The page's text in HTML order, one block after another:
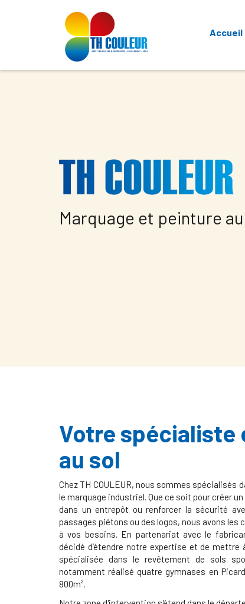
Accueil
Marquage et peinture au
Votre spécialiste
au sol
Chez TH COULEUR, nous sommes spécialisés
le marquage industriel. Que ce soit pour créer
dans un entrepôt ou renforcer la sécurité
passages piétons ou des logos, nous avons
à vos besoins. En partenariat avec le
décidé d’étendre notre expertise et de
spécialisée dans le revêtement de sols
notamment réalisé quatre gymnases en
800m².